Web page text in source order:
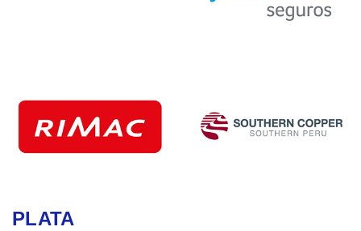
PLATA